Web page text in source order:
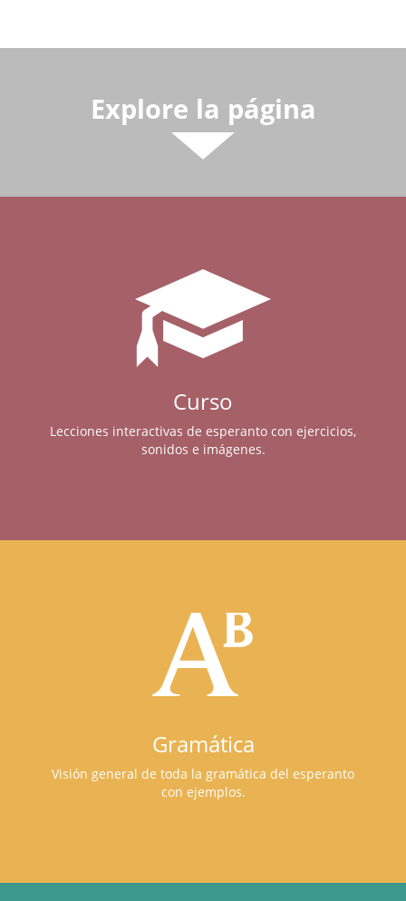
Explore la página
Curso
Lecciones interactivas de esperanto con ejercicios,
sonidos e imágenes.
Gramática
Visión general de toda la gramática del esperanto
con ejemplos.